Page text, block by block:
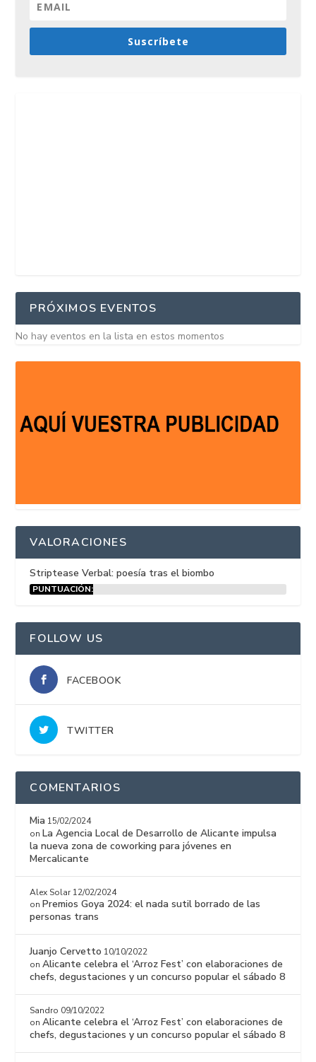
Suscríbete
PRÓXIMOS EVENTOS
No hay eventos en la lista en estos momentos
VALORACIONES
Striptease Verbal: poesía tras el biombo
PUNTUACIÓN:
FOLLOW US
FACEBOOK
TWITTER
COMENTARIOS
Mia 15/02/2024
on La Agencia Local de Desarrollo de Alicante impulsa
la nueva zona de coworking para jóvenes en
Mercalicante
Alex Solar 12/02/2024
on Premios Goya 2024: el nada sutil borrado de las
personas trans
Juanjo Cervetto 10/10/2022
onAlicante celebra el ‘Arroz Fest’ con elaboraciones de
chefs, degustaciones y un concurso popular el sábado 8
Sandro 09/10/2022
onAlicante celebra el ‘Arroz Fest’ con elaboraciones de
chefs, degustaciones y un concurso popular el sábado 8